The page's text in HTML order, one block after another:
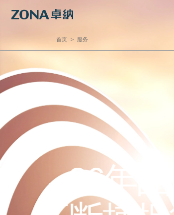
品牌定位
品牌提升策略
品牌研究和评估
品牌调研、分析和洞察
品牌命名
第三方品牌监管
品牌管理系统
字体研究与设
品牌纹样设计
深厚
首页 > 服务